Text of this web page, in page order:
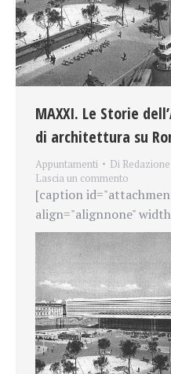
MAXXI. Le Storie
di architettura su
Appuntamenti Di Redazione
Lascia un commento
[caption
align="alignnone"